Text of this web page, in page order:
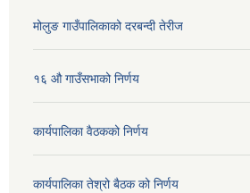
मोलुङ गाउँपालिकाको दरबन्दी तेरीज
१६ औ गाउँसभाको निर्णय
कार्यपालिका वैठकको निर्णय
कार्यपालिका तेश्रो बैठक को निर्णय